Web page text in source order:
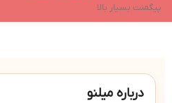
پيگمنت بسيار بالا
ماندگاری عالی
درباره میلنو